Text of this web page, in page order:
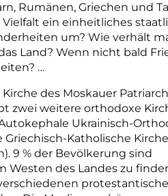
Rumänen, Griechen und
ein einheitliches
um? Wie verhält
Land? Wenn nicht bald
…
des Moskauer
zwei weitere orthodoxe
Ukrainisch-
Griechisch-Katholische
9 % der Bevölkerung sind
Westen des Landes zu